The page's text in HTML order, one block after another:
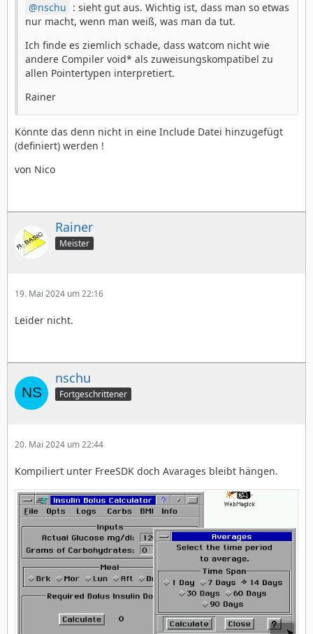
nschu : sieht gut aus. Wichtig ist, dass man so etwas
nur macht, wenn man weiß, was man da tut.
Ich finde es ziemlich schade, dass watcom nicht wie
andere Compiler void* als zuweisungskompatibel zu
allen Pointertypen interpretiert.
Rainer
Könnte das denn nicht in eine Include Datei hinzugefügt
(definiert) werden !
von Nico
Rainer
Meister
19. Mai 2024 um 22:16
Leider nicht.
nschu
Fortgeschrittener
20. Mai 2024 um 22:44
Kompiliert unter FreeSDK doch Avarages bleibt hängen.